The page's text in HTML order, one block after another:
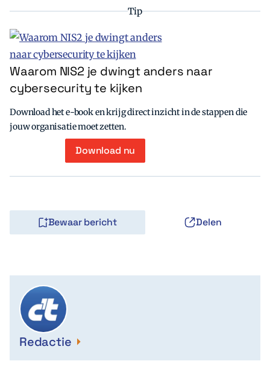
Tip
Waarom NIS2 je dwingt anders naar
cybersecurity te kijken
Download het e-book en krijg direct inzicht in de stappen die
jouw organisatie moet zetten.
Download nu
Bewaar bericht Delen
Redactie